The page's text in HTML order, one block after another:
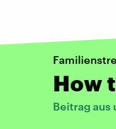
How
Beitrag aus